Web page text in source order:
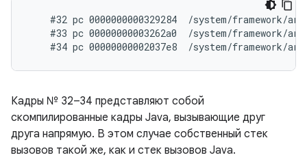
#32 pc 0000000000329284  /system/framework/
#33 pc 00000000003262a0  /system/framework/
Кадры № 32–34 представляют собой
скомпилированные кадры Java, вызывающие друг
друга напрямую. В этом случае собственный стек
вызовов такой же, как и стек вызовов Java.